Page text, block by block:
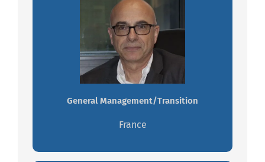
General Management/Transition
France
Christian BOURGEOIS
Leadership, orienté résultats, structuré,
dédié, imaginatif